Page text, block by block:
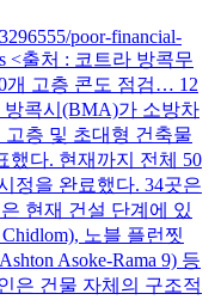
poor-financial-
<출처 : 코트라 방콕무
개 고층 콘도 점검… 12
방콕시(BMA)가 소방차
층 및 초대형 건축물
했다. 현재까지 전체 50
정을 완료했다. 34곳은
현재 건설 단계에 있
노블 플런찟
Asoke-Rama 9) 등
은 건물 자체의 구조적